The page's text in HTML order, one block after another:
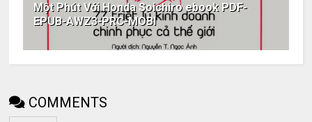
Một Phút Với Honda Soichiro ebook PDF-
EPUB-AWZ3-PRC-MOBI
COMMENTS